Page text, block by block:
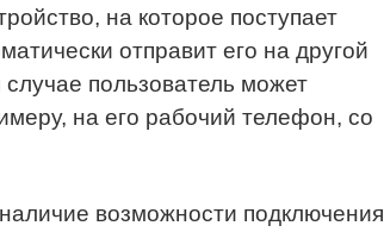
на которое поступает
отправит его на другой
пользователь может
на его рабочий телефон, со
возможности подключения